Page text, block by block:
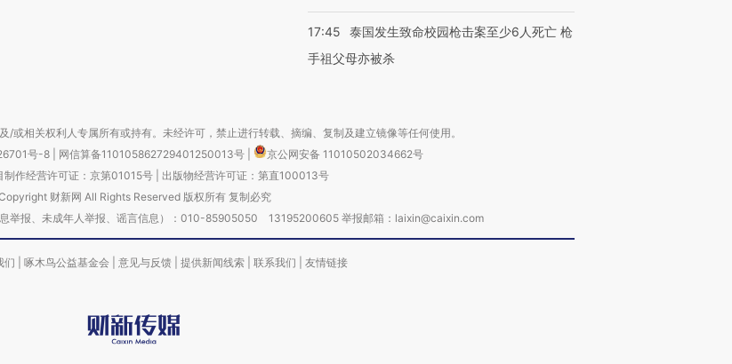
17:45
泰国发生致命校园枪击案至少6人死亡 枪
手祖父母亦被杀
/或相关权利人专属所有或持有。未经许可，禁止进行转载、摘编、复制及建立镜像等任何使用。
号-8 网信算备110105862729401250013号
京公网安备 11010502034662号
制作经营许可证：京第01015号| 出版物经营许可证：第直100013号
财新网 All Rights Reserved 版权所有 复制必究
举报、未成年人举报、谣言信息）：010-85905050 13195200605 举报邮箱：laixin@caixin.com
们 啄木鸟公益基金会 意见与反馈 提供新闻线索 联系我们 友情链接